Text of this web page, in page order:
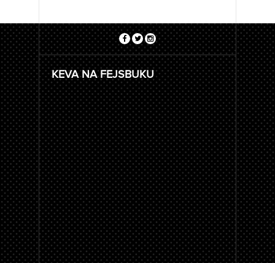
KEVA NA FEJSBUKU